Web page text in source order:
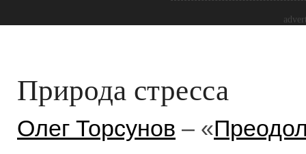
Природа стресса
Олег Торсунов – «